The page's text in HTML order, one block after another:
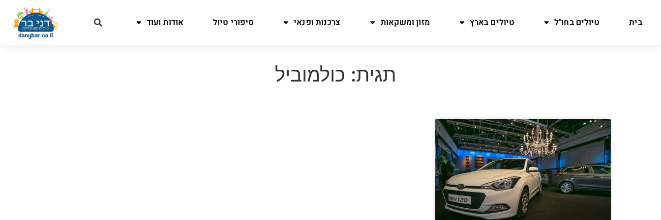
בית טיולים בחו"ל טיולים בארץ מזון ומשקאות צרכנות ופנאי סיפורי טיול אודות ועוד
תגית: כולמוביל